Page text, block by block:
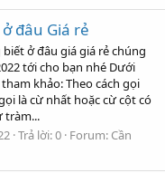
đâu Giá rẻ
ở đâu giá giá rẻ chúng
tới cho bạn nhé Dưới
khảo: Theo cách gọi
là cừ nhất hoặc cừ cột có
tràm...
Trả lời: 0 Forum: Cần